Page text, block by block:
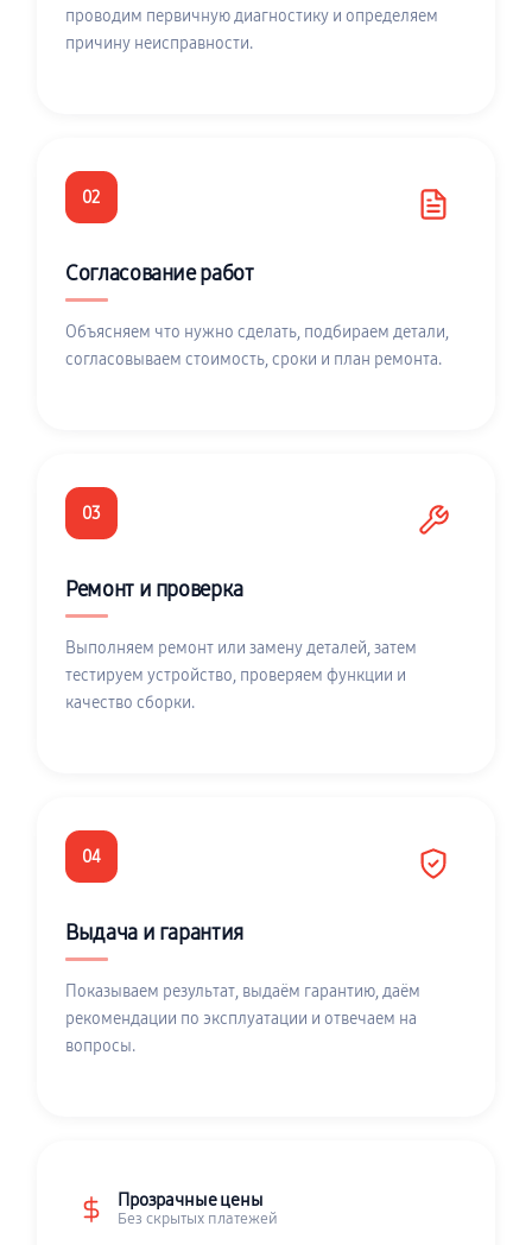
проводим первичную диагностику и определяем
причину неисправности.
02
Согласование работ
Объясняем что нужно сделать, подбираем детали,
согласовываем стоимость, сроки и план ремонта.
03
Ремонт и проверка
Выполняем ремонт или замену деталей, затем
тестируем устройство, проверяем функции и
качество сборки.
04
Выдача и гарантия
Показываем результат, выдаём гарантию, даём
рекомендации по эксплуатации и отвечаем на
вопросы.
Прозрачные цены
Без скрытых платежей